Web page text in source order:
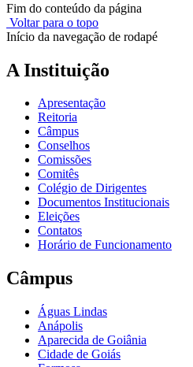
Fim do conteúdo da página
Voltar para o topo
Início da navegação de rodapé
A Instituição
Apresentação
Reitoria
Câmpus
Conselhos
Comissões
Comitês
Colégio de Dirigentes
Documentos Institucionais
Eleições
Contatos
Horário de Funcionamento
Câmpus
Águas Lindas
Anápolis
Aparecida de Goiânia
Cidade de Goiás